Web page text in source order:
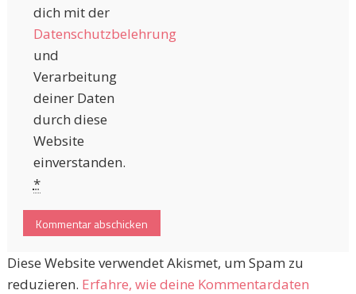
dich mit der
Datenschutzbelehrung
und
Verarbeitung
deiner Daten
durch diese
Website
einverstanden.
*
Diese Website verwendet Akismet, um Spam zu
reduzieren. Erfahre, wie deine Kommentardaten